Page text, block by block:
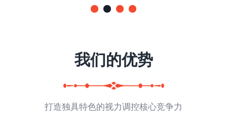
我们的优势
打造独具特色的视力调控核心竞争力